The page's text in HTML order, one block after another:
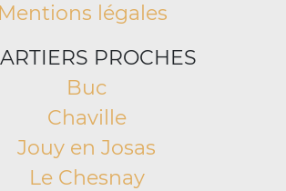
Mentions légales
PROCHES
Buc
Chaville
Jouy en Josas
Le Chesnay